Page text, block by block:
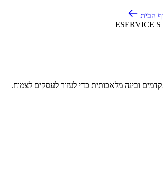
הבית
ESERVICE
ובינה מלאכותית כדי לעזור לעסקים לצמוח.